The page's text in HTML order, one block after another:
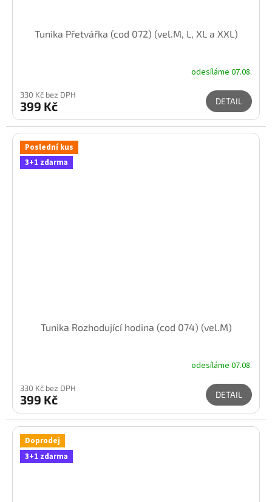
Tunika Přetvářka (cod 072) (vel.M, L, XL a XXL)
odesíláme 07.08.
330 Kč bez DPH
399 Kč DETAIL
Poslední kus
3+1 zdarma
Tunika Rozhodující hodina (cod 074) (vel.M)
odesíláme 07.08.
330 Kč bez DPH
399 Kč DETAIL
Doprodej
3+1 zdarma